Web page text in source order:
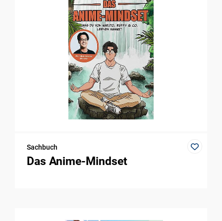
Sachbuch
Das Anime-Mindset